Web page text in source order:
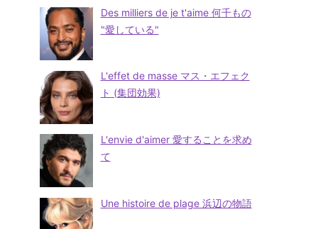
Des milliers de je t'aime 何千もの
"愛している"
L'effet de masse マス・エフェク
ト (集団効果)
L'envie d'aimer 愛することを求め
て
Une histoire de plage 浜辺の物語